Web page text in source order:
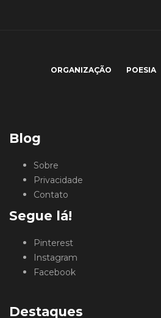
ORGANIZAÇÃO POESIA
Blog
Sobre
Privacidade
Contato
Segue lá!
Pinterest
Instagram
Facebook
Destaques